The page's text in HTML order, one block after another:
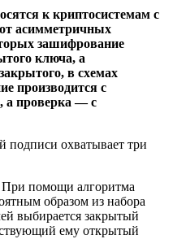
к криптосистемам с
асимметричных
зашифрование
ключа, а
в схемах
производится с
а проверка — с
подписи охватывает три
При помощи алгоритма
образом из набора
выбирается закрытый
ему открытый